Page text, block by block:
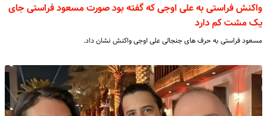
واکنش فراستی به علی اوجی که گفته بود صورت مسعود فراستی جای
یک مشت کم دارد
مسعود فراستی به حرف های جنجالی علی اوجی واکنش نشان داد.